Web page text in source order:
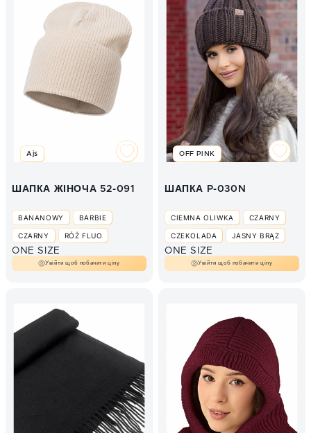
Ajs
ШАПКА ЖІНОЧА 52-091
BANANOWY BARBIE
CZARNY RÓŻ FLUO
ŚMIETANA
СВІТЛО-БЕЖЕВИЙ
ONE SIZE
Увійти щоб побачити ціну
OFF PINK
ШАПКА P-030N
CIEMNA OLIWKA CZARNY
CZEKOLADA JASNY BRĄZ
ONE SIZE
Увійти щоб побачити ціну